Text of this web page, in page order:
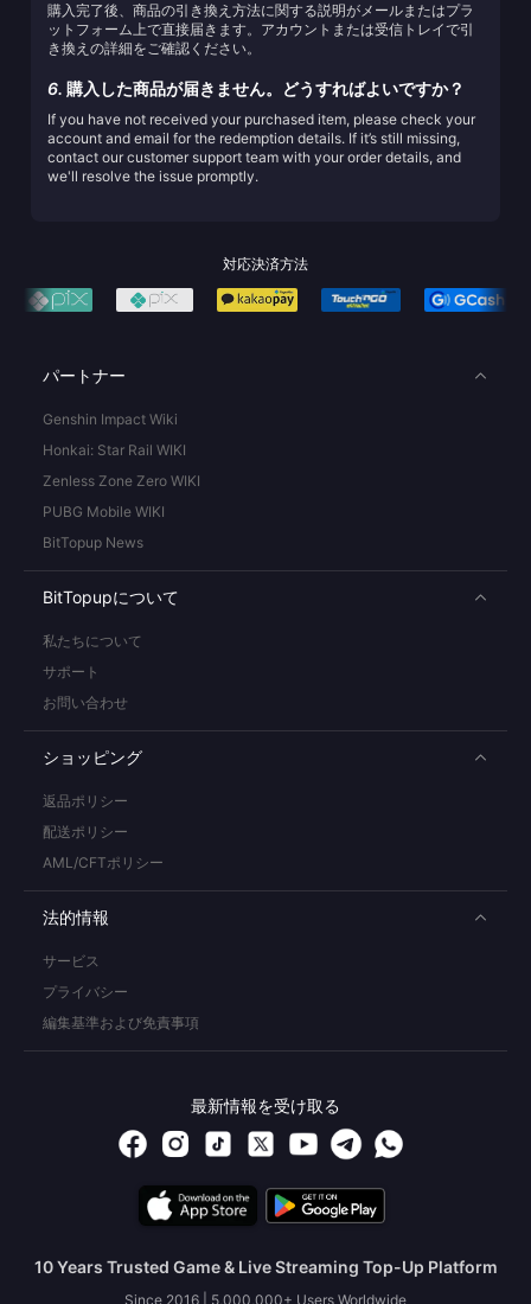
購入完了後、商品の引き換え方法に関する説明がメールまたはプラ
ットフォーム上で直接届きます。アカウントまたは受信トレイで引
き換えの詳細をご確認ください。
6. 購入した商品が届きません。どうすればよいですか？
If you have not received your purchased item, please check your
account and email for the redemption details. If it’s still missing,
contact our customer support team with your order details, and
we'll resolve the issue promptly.
対応決済方法
パートナー
Genshin Impact Wiki
Honkai: Star Rail WIKI
Zenless Zone Zero WIKI
PUBG Mobile WIKI
BitTopup News
BitTopupについて
私たちについて
サポート
お問い合わせ
ショッピング
返品ポリシー
配送ポリシー
AML/CFTポリシー
法的情報
サービス
プライバシー
編集基準および免責事項
最新情報を受け取る
10 Years Trusted Game & Live Streaming Top-Up Platform
Since 2016 | 5,000,000+ Users Worldwide